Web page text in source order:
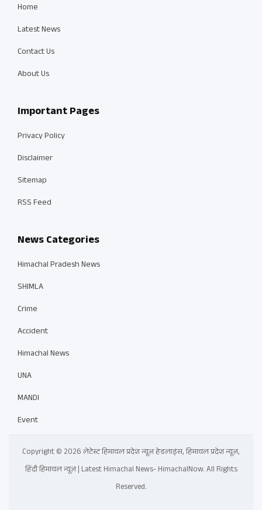
Home
Latest News
Contact Us
About Us
Important Pages
Privacy Policy
Disclaimer
Sitemap
RSS Feed
News Categories
Himachal Pradesh News
SHIMLA
Crime
Accident
Himachal News
UNA
MANDI
Event
Copyright © 2026 लेटेस्ट हिमाचल प्रदेश न्यूज़ हेडलाइंस, हिमाचल प्रदेश न्यूज़,
हिंदी हिमाचल न्यूज़ | Latest Himachal News- HimachalNow. All Rights
Reserved.